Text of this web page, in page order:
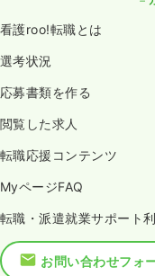
看護roo!転職とは
選考状況
応募書類を作る
閲覧した求人
転職応援コンテンツ
MyページFAQ
転職・派遣就業サポート
お問い合わせフォ